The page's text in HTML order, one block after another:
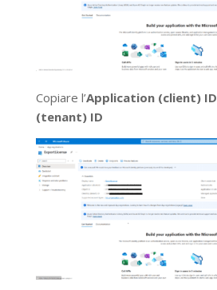
Copiare l’Application (client) ID
(tenant) ID